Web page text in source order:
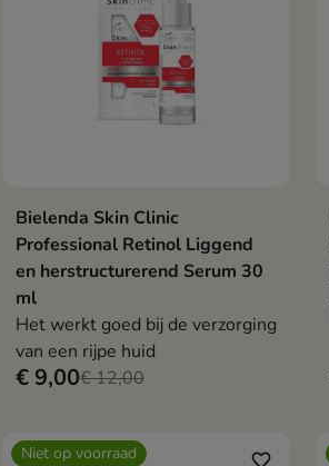
In winkelwagen
Bielenda Skin Clinic
Professional Retinol Liggend
en herstructurerend Serum 30
ml
Het werkt goed bij de verzorging
van een rijpe huid
€ 9,00€ 12,00
Niet op voorraad favorite_border